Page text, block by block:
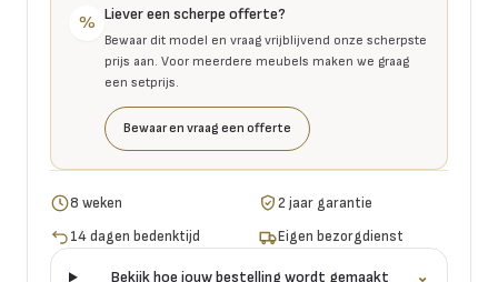
% Liever een scherpe offerte?
Bewaar dit model en vraag vrijblijvend onze scherpste
prijs aan. Voor meerdere meubels maken we graag
een setprijs.
Bewaar en vraag een offerte
8 weken
2 jaar garantie
14 dagen bedenktijd
Eigen bezorgdienst
Bekijk hoe jouw bestelling wordt gemaakt ⌄